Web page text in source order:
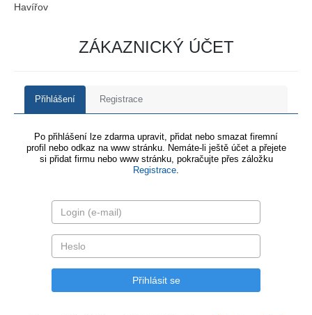
Havířov
ZÁKAZNICKÝ ÚČET
Přihlášení Registrace
Po přihlášení lze zdarma upravit, přidat nebo smazat firemní
profil nebo odkaz na www stránku. Nemáte-li ještě účet a přejete
si přidat firmu nebo www stránku, pokračujte přes záložku
Registrace.